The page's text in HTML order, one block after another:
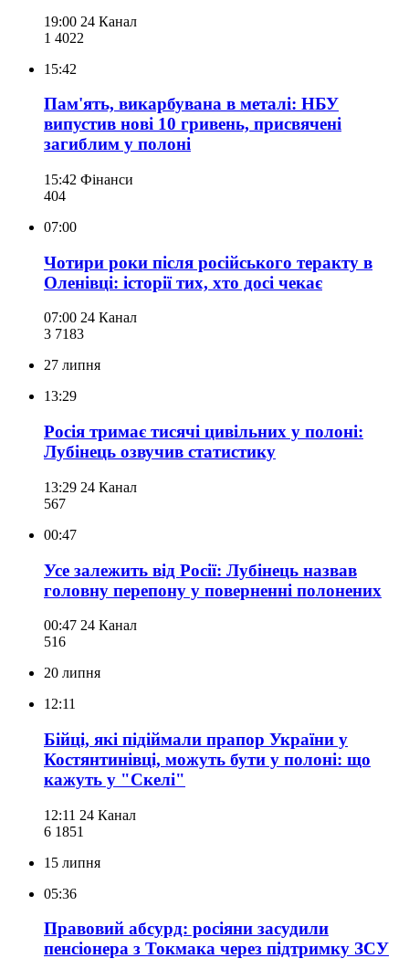
19:00 24 Канал
1 4022
15:42
Пам'ять, викарбувана в металі: НБУ
випустив нові 10 гривень, присвячені
загиблим у полоні
15:42 Фінанси
404
07:00
Чотири роки після російського теракту в
Оленівці: історії тих, хто досі чекає
07:00 24 Канал
3 7183
27 липня
13:29
Росія тримає тисячі цивільних у полоні:
Лубінець озвучив статистику
13:29 24 Канал
567
00:47
Усе залежить від Росії: Лубінець назвав
головну перепону у поверненні полонених
00:47 24 Канал
516
20 липня
12:11
Бійці, які підіймали прапор України у
Костянтинівці, можуть бути у полоні: що
кажуть у "Скелі"
12:11 24 Канал
6 1851
15 липня
05:36
Правовий абсурд: росіяни засудили
пенсіонера з Токмака через підтримку ЗСУ